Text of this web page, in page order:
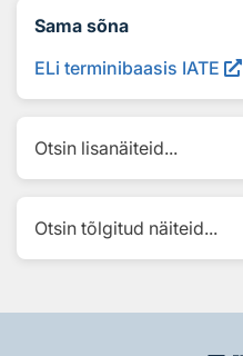
Sama sõna
ELi terminibaasis IATE
Otsin lisanäiteid...
Otsin tõlgitud näiteid...